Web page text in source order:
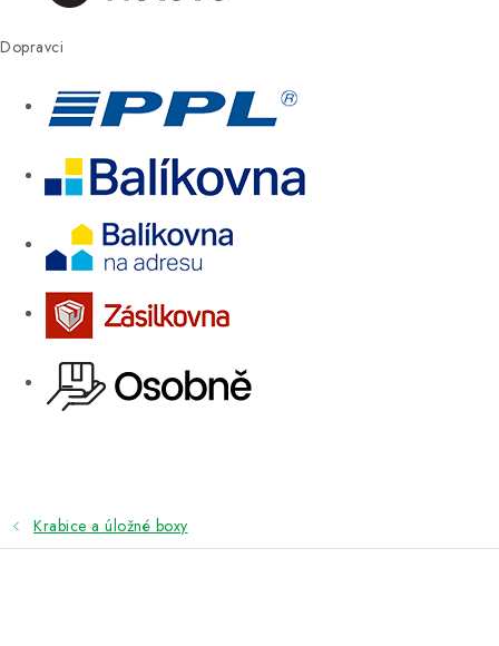
Dopravci
Krabice a úložné boxy